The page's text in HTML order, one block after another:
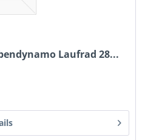
Laufrad 28...